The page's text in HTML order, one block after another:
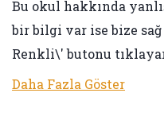
Bu okul hakkında
bir bilgi var ise bize
Renkli\' butonu
Daha Fazla Göster